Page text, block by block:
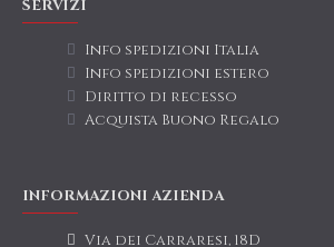
SERVIZI
Info spedizioni Italia
Info spedizioni estero
Diritto di recesso
Acquista Buono Regalo
INFORMAZIONI AZIENDA
Via dei Carraresi, 18D